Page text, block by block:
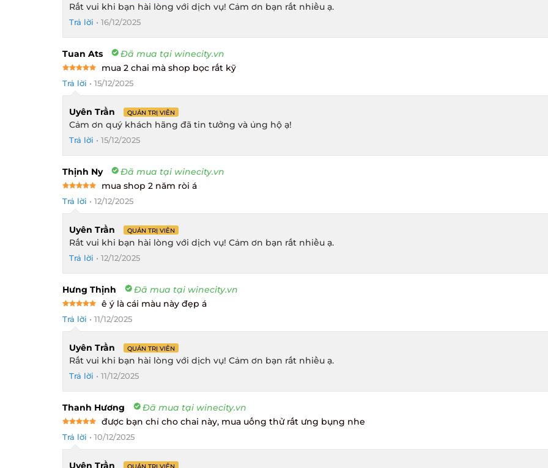
Rất vui khi bạn hài lòng với dịch vụ! Cảm ơn bạn rất nhiều ạ.
Trả lời • 16/12/2025
Tuan Ats Đã mua tại winecity.vn
out of 5
mua 2 chai mà shop bọc rất kỹ
Trả lời • 15/12/2025
Uyên Trần QUẢN TRỊ VIÊN
Cảm ơn quý khách hãng đã tin tưởng và ủng hộ ạ!
Trả lời • 15/12/2025
Thịnh Ny Đã mua tại winecity.vn
out of 5
mua shop 2 năm ròi á
Trả lời • 12/12/2025
Uyên Trần QUẢN TRỊ VIÊN
Rất vui khi bạn hài lòng với dịch vụ! Cảm ơn bạn rất nhiều ạ.
Trả lời • 12/12/2025
Hưng Thịnh Đã mua tại winecity.vn
out of 5
ê ý là cái màu này đẹp á
Trả lời • 11/12/2025
Uyên Trần QUẢN TRỊ VIÊN
Rất vui khi bạn hài lòng với dịch vụ! Cảm ơn bạn rất nhiều ạ.
Trả lời • 11/12/2025
Thanh Hương Đã mua tại winecity.vn
out of 5
được bạn chỉ cho chai này, mua uống thử rất ưng bụng nhe
Trả lời • 10/12/2025
Uyên Trần QUẢN TRỊ VIÊN